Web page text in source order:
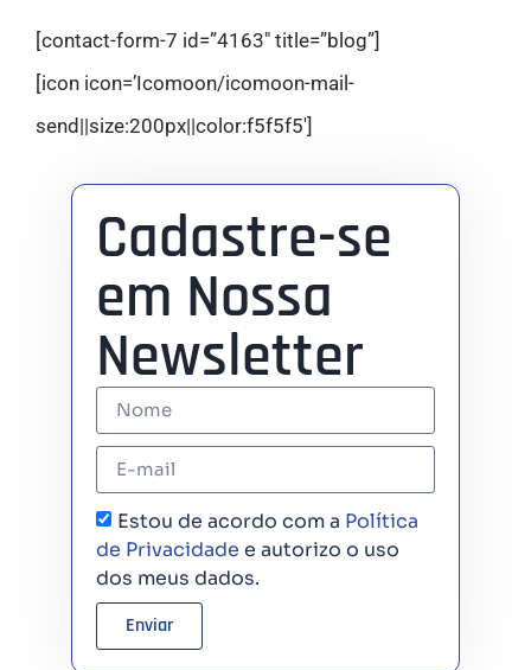
[contact-form-7 id=”4163″ title=”blog”]
[icon icon=’Icomoon/icomoon-mail-
send||size:200px||color:f5f5f5′]
Cadastre-se
em Nossa
Newsletter
Estou de acordo com a Política
de Privacidade e autorizo o uso
dos meus dados.
Enviar